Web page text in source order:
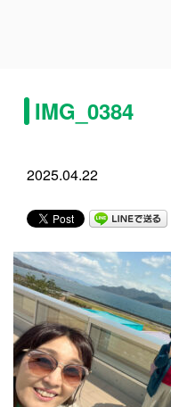
IMG_0384
2025.04.22